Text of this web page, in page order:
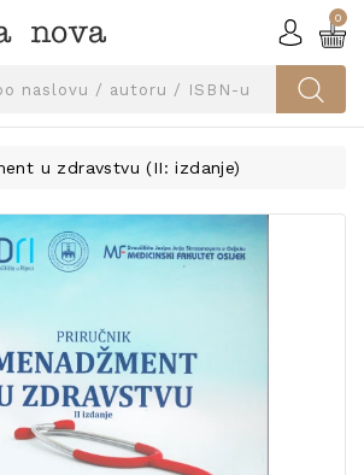
0
u zdravstvu (II: izdanje)